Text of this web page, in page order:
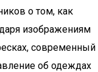
о том, как
изображениям
современный
об одеждах